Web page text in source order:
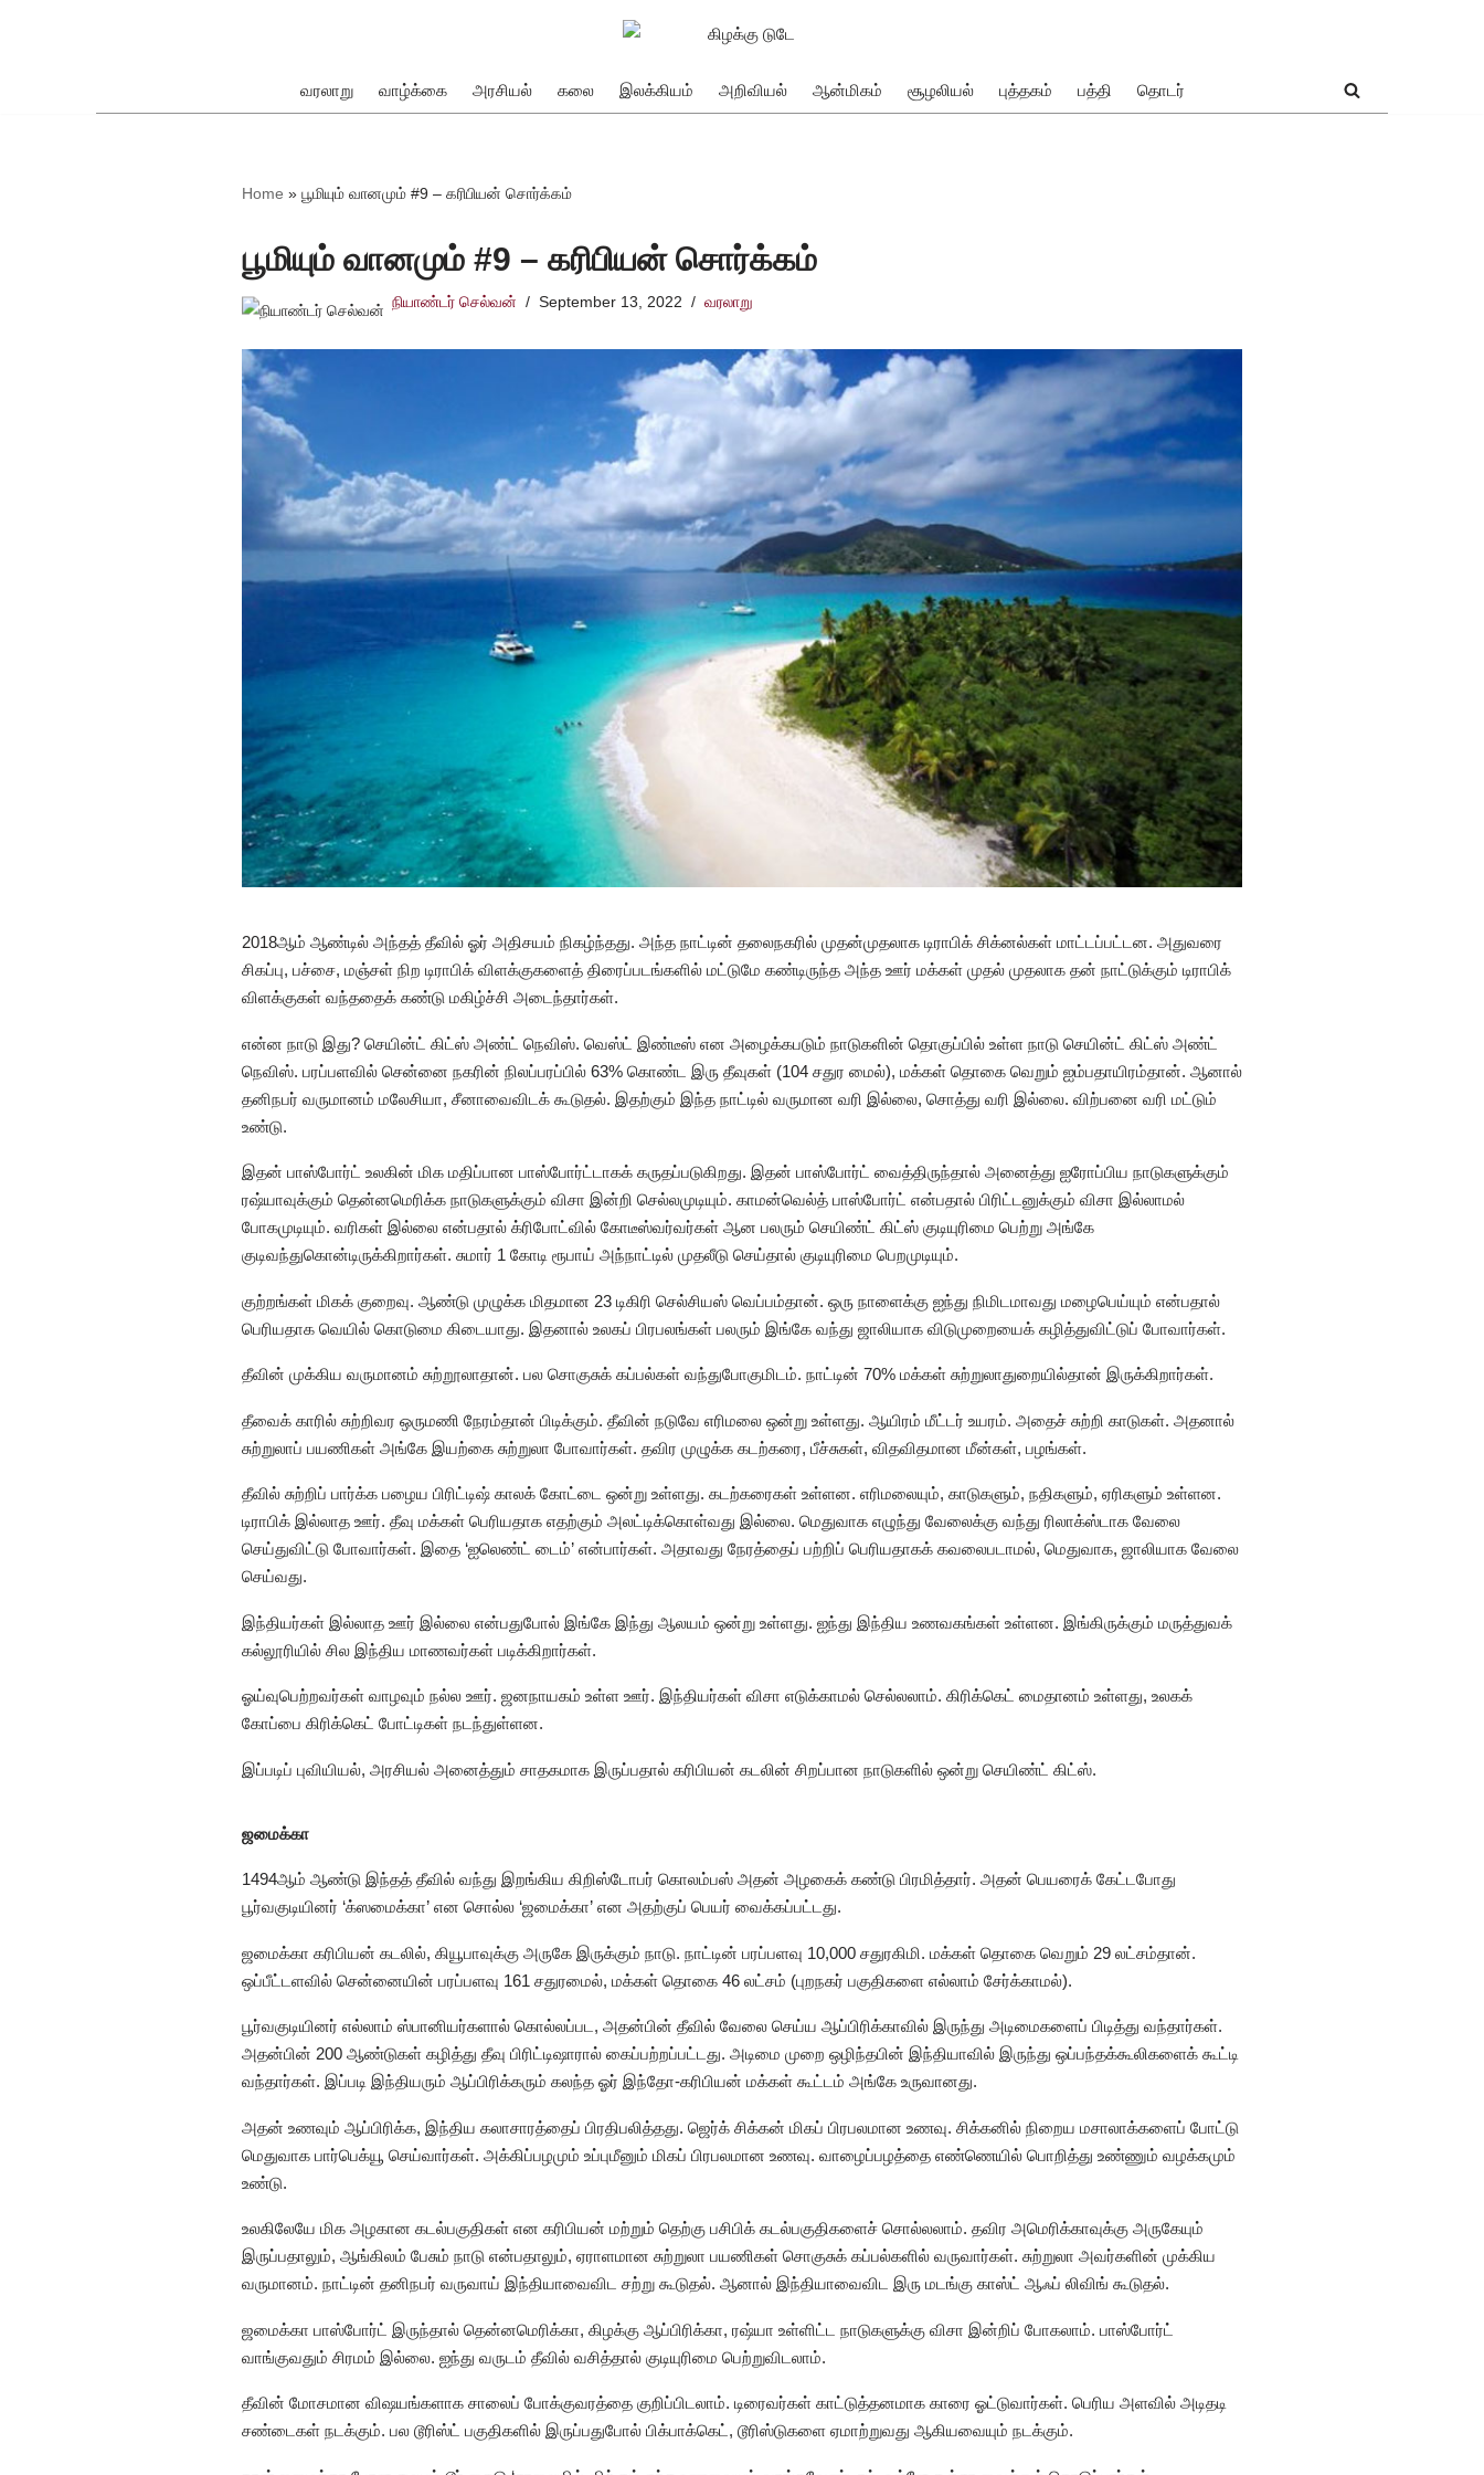
வரலாறு வாழ்க்கை அரசியல் கலை இலக்கியம் அறிவியல் ஆன்மிகம் சூழலியல் புத்தகம் பத்தி தொடர்
Home » பூமியும் வானமும் #9 – கரிபியன் சொர்க்கம்
பூமியும் வானமும் #9 – கரிபியன் சொர்க்கம்
நியாண்டர் செல்வன் September 13, 2022 வரலாறு
2018ஆம் ஆண்டில் அந்தத் தீவில் ஓர் அதிசயம் நிகழ்ந்தது. அந்த நாட்டின் தலைநகரில் முதன்முதலாக டிராபிக் சிக்னல்கள் மாட்டப்பட்டன. அதுவரை
சிகப்பு, பச்சை, மஞ்சள் நிற டிராபிக் விளக்குகளைத் திரைப்படங்களில் மட்டுமே கண்டிருந்த அந்த ஊர் மக்கள் முதல் முதலாக தன் நாட்டுக்கும் டிராபிக்
விளக்குகள் வந்ததைக் கண்டு மகிழ்ச்சி அடைந்தார்கள்.
என்ன நாடு இது? செயின்ட் கிட்ஸ் அண்ட் நெவிஸ். வெஸ்ட் இண்டீஸ் என அழைக்கபடும் நாடுகளின் தொகுப்பில் உள்ள நாடு செயின்ட் கிட்ஸ் அண்ட்
நெவிஸ். பரப்பளவில் சென்னை நகரின் நிலப்பரப்பில் 63% கொண்ட இரு தீவுகள் (104 சதுர மைல்), மக்கள் தொகை வெறும் ஐம்பதாயிரம்தான். ஆனால்
தனிநபர் வருமானம் மலேசியா, சீனாவைவிடக் கூடுதல். இதற்கும் இந்த நாட்டில் வருமான வரி இல்லை, சொத்து வரி இல்லை. விற்பனை வரி மட்டும்
உண்டு.
இதன் பாஸ்போர்ட் உலகின் மிக மதிப்பான பாஸ்போர்ட்டாகக் கருதப்படுகிறது. இதன் பாஸ்போர்ட் வைத்திருந்தால் அனைத்து ஐரோப்பிய நாடுகளுக்கும்
ரஷ்யாவுக்கும் தென்னமெரிக்க நாடுகளுக்கும் விசா இன்றி செல்லமுடியும். காமன்வெல்த் பாஸ்போர்ட் என்பதால் பிரிட்டனுக்கும் விசா இல்லாமல்
போகமுடியும். வரிகள் இல்லை என்பதால் க்ரிபோட்வில் கோடீஸ்வர்வர்கள் ஆன பலரும் செயிண்ட் கிட்ஸ் குடியுரிமை பெற்று அங்கே
குடிவந்துகொன்டிருக்கிறார்கள். சுமார் 1 கோடி ரூபாய் அந்நாட்டில் முதலீடு செய்தால் குடியுரிமை பெறமுடியும்.
குற்றங்கள் மிகக் குறைவு. ஆண்டு முழுக்க மிதமான 23 டிகிரி செல்சியஸ் வெப்பம்தான். ஒரு நாளைக்கு ஐந்து நிமிடமாவது மழைபெய்யும் என்பதால்
பெரியதாக வெயில் கொடுமை கிடையாது. இதனால் உலகப் பிரபலங்கள் பலரும் இங்கே வந்து ஜாலியாக விடுமுறையைக் கழித்துவிட்டுப் போவார்கள்.
தீவின் முக்கிய வருமானம் சுற்றூலாதான். பல சொகுசுக் கப்பல்கள் வந்துபோகுமிடம். நாட்டின் 70% மக்கள் சுற்றுலாதுறையில்தான் இருக்கிறார்கள்.
தீவைக் காரில் சுற்றிவர ஒருமணி நேரம்தான் பிடிக்கும். தீவின் நடுவே எரிமலை ஒன்று உள்ளது. ஆயிரம் மீட்டர் உயரம். அதைச் சுற்றி காடுகள். அதனால்
சுற்றுலாப் பயணிகள் அங்கே இயற்கை சுற்றுலா போவார்கள். தவிர முழுக்க கடற்கரை, பீச்சுகள், விதவிதமான மீன்கள், பழங்கள்.
தீவில் சுற்றிப் பார்க்க பழைய பிரிட்டிஷ் காலக் கோட்டை ஒன்று உள்ளது. கடற்கரைகள் உள்ளன. எரிமலையும், காடுகளும், நதிகளும், ஏரிகளும் உள்ளன.
டிராபிக் இல்லாத ஊர். தீவு மக்கள் பெரியதாக எதற்கும் அலட்டிக்கொள்வது இல்லை. மெதுவாக எழுந்து வேலைக்கு வந்து ரிலாக்ஸ்டாக வேலை
செய்துவிட்டு போவார்கள். இதை ‘ஐலெண்ட் டைம்’ என்பார்கள். அதாவது நேரத்தைப் பற்றிப் பெரியதாகக் கவலைபடாமல், மெதுவாக, ஜாலியாக வேலை
செய்வது.
இந்தியர்கள் இல்லாத ஊர் இல்லை என்பதுபோல் இங்கே இந்து ஆலயம் ஒன்று உள்ளது. ஐந்து இந்திய உணவகங்கள் உள்ளன. இங்கிருக்கும் மருத்துவக்
கல்லூரியில் சில இந்திய மாணவர்கள் படிக்கிறார்கள்.
ஓய்வுபெற்றவர்கள் வாழவும் நல்ல ஊர். ஜனநாயகம் உள்ள ஊர். இந்தியர்கள் விசா எடுக்காமல் செல்லலாம். கிரிக்கெட் மைதானம் உள்ளது, உலகக்
கோப்பை கிரிக்கெட் போட்டிகள் நடந்துள்ளன.
இப்படிப் புவியியல், அரசியல் அனைத்தும் சாதகமாக இருப்பதால் கரிபியன் கடலின் சிறப்பான நாடுகளில் ஒன்று செயிண்ட் கிட்ஸ்.
ஜமைக்கா
1494ஆம் ஆண்டு இந்தத் தீவில் வந்து இறங்கிய கிறிஸ்டோபர் கொலம்பஸ் அதன் அழகைக் கண்டு பிரமித்தார். அதன் பெயரைக் கேட்டபோது
பூர்வகுடியினர் ‘க்ஸமைக்கா’ என சொல்ல ‘ஜமைக்கா’ என அதற்குப் பெயர் வைக்கப்பட்டது.
ஜமைக்கா கரிபியன் கடலில், கியூபாவுக்கு அருகே இருக்கும் நாடு. நாட்டின் பரப்பளவு 10,000 சதுரகிமி. மக்கள் தொகை வெறும் 29 லட்சம்தான்.
ஒப்பீட்டளவில் சென்னையின் பரப்பளவு 161 சதுரமைல், மக்கள் தொகை 46 லட்சம் (புறநகர் பகுதிகளை எல்லாம் சேர்க்காமல்).
பூர்வகுடியினர் எல்லாம் ஸ்பானியர்களால் கொல்லப்பட, அதன்பின் தீவில் வேலை செய்ய ஆப்பிரிக்காவில் இருந்து அடிமைகளைப் பிடித்து வந்தார்கள்.
அதன்பின் 200 ஆண்டுகள் கழித்து தீவு பிரிட்டிஷாரால் கைப்பற்றப்பட்டது. அடிமை முறை ஒழிந்தபின் இந்தியாவில் இருந்து ஒப்பந்தக்கூலிகளைக் கூட்டி
வந்தார்கள். இப்படி இந்தியரும் ஆப்பிரிக்கரும் கலந்த ஓர் இந்தோ-கரிபியன் மக்கள் கூட்டம் அங்கே உருவானது.
அதன் உணவும் ஆப்பிரிக்க, இந்திய கலாசாரத்தைப் பிரதிபலித்தது. ஜெர்க் சிக்கன் மிகப் பிரபலமான உணவு. சிக்கனில் நிறைய மசாலாக்களைப் போட்டு
மெதுவாக பார்பெக்யூ செய்வார்கள். அக்கிப்பழமும் உப்புமீனும் மிகப் பிரபலமான உணவு. வாழைப்பழத்தை எண்ணெயில் பொறித்து உண்ணும் வழக்கமும்
உண்டு.
உலகிலேயே மிக அழகான கடல்பகுதிகள் என கரிபியன் மற்றும் தெற்கு பசிபிக் கடல்பகுதிகளைச் சொல்லலாம். தவிர அமெரிக்காவுக்கு அருகேயும்
இருப்பதாலும், ஆங்கிலம் பேசும் நாடு என்பதாலும், ஏராளமான சுற்றுலா பயணிகள் சொகுசுக் கப்பல்களில் வருவார்கள். சுற்றுலா அவர்களின் முக்கிய
வருமானம். நாட்டின் தனிநபர் வருவாய் இந்தியாவைவிட சற்று கூடுதல். ஆனால் இந்தியாவைவிட இரு மடங்கு காஸ்ட் ஆஃப் லிவிங் கூடுதல்.
ஜமைக்கா பாஸ்போர்ட் இருந்தால் தென்னமெரிக்கா, கிழக்கு ஆப்பிரிக்கா, ரஷ்யா உள்ளிட்ட நாடுகளுக்கு விசா இன்றிப் போகலாம். பாஸ்போர்ட்
வாங்குவதும் சிரமம் இல்லை. ஐந்து வருடம் தீவில் வசித்தால் குடியுரிமை பெற்றுவிடலாம்.
தீவின் மோசமான விஷயங்களாக சாலைப் போக்குவரத்தை குறிப்பிடலாம். டிரைவர்கள் காட்டுத்தனமாக காரை ஓட்டுவார்கள். பெரிய அளவில் அடிதடி
சண்டைகள் நடக்கும். பல டூரிஸ்ட் பகுதிகளில் இருப்பதுபோல் பிக்பாக்கெட், டூரிஸ்டுகளை ஏமாற்றுவது ஆகியவையும் நடக்கும்.